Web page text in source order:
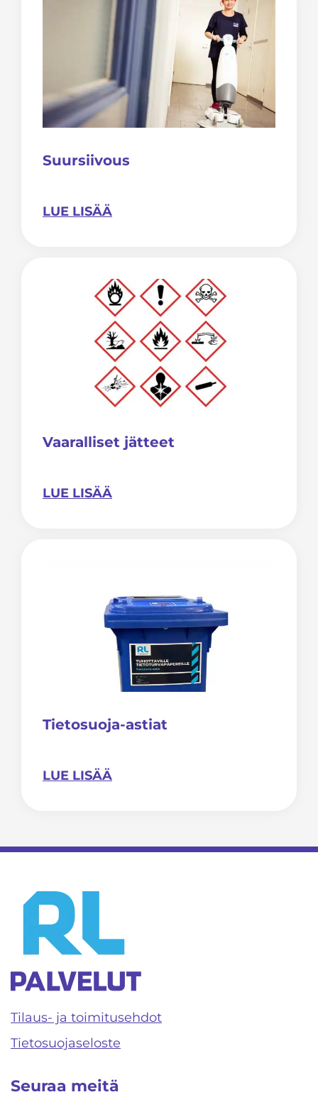
Suursiivous
LUE LISÄÄ
Vaaralliset jätteet
LUE LISÄÄ
Tietosuoja-astiat
LUE LISÄÄ
Tilaus- ja toimitusehdot
Tietosuojaseloste
Seuraa meitä